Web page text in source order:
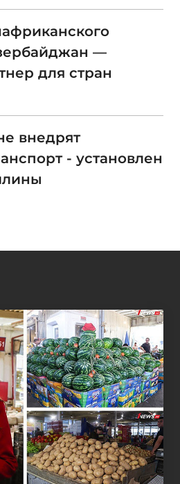
—
для стран
внедрят
- установлен